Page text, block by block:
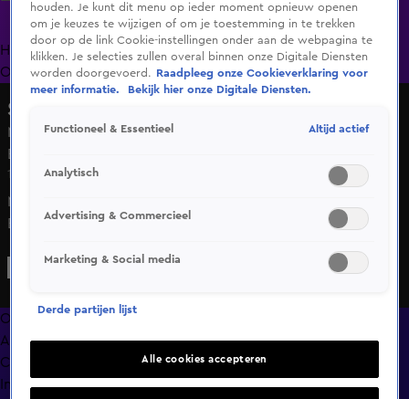
HomeUitzending Gemist Programma's De Bondgenoten
OranjezomerLivestreamsShop
Shownieuws
Mariska van Kolck over haar samenwerking met Ron
Brandsteder
11 feb 2025, 12:44
Mariska van Kolck heeft ook samengewerkt met Ron
Brandsteder. Zij presenteerde onder meer Wie ben ik?
Overzicht
Afleveringen
Clips
Info
houden. Je kunt dit menu op ieder moment opnieuw openen
om je keuzes te wijzigen of om je toestemming in te trekken
door op de link Cookie-instellingen onder aan de webpagina te
klikken. Je selecties zullen overal binnen onze Digitale Diensten
worden doorgevoerd.
Raadpleeg onze Cookieverklaring voor
meer informatie.
Bekijk hier onze Digitale Diensten.
Functioneel & Essentieel Altijd actief
Analytisch
Advertising & Commercieel
Marketing & Social media
Derde partijen lijst
Alle cookies accepteren